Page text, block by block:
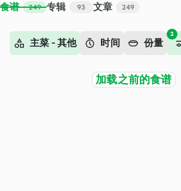
食谱 249 专辑 93 文章 249
2
主菜 - 其他 时间 份量
加载之前的食谱